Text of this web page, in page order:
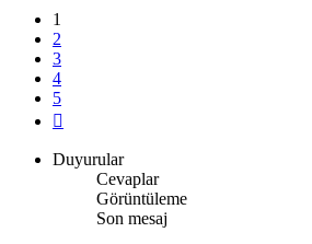
1
2
3
4
5
Duyurular
Cevaplar
Görüntüleme
Son mesaj